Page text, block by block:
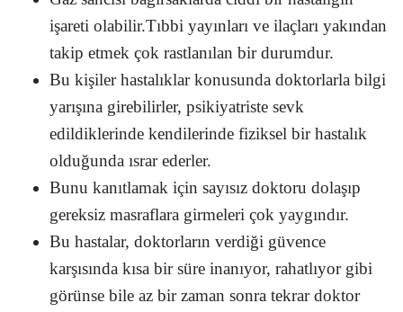
işareti olabilir.Tıbbi yayınları ve ilaçları yakından
takip etmek çok rastlanılan bir durumdur.
Bu kişiler hastalıklar konusunda doktorlarla bilgi
yarışına girebilirler, psikiyatriste sevk
edildiklerinde kendilerinde fiziksel bir hastalık
olduğunda ısrar ederler.
Bunu kanıtlamak için sayısız doktoru dolaşıp
gereksiz masraflara girmeleri çok yaygındır.
Bu hastalar, doktorların verdiği güvence
karşısında kısa bir süre inanıyor, rahatlıyor gibi
görünse bile az bir zaman sonra tekrar doktor